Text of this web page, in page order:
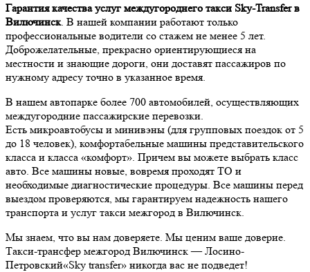
Гарантия качества услуг междугороднего такси Sky-Transfer в
Вилючинск. В нашей компании работают только
профессиональные водители со стажем не менее 5 лет.
Доброжелательные, прекрасно ориентирующиеся на
местности и знающие дороги, они доставят пассажиров по
нужному адресу точно в указанное время.
В нашем автопарке более 700 автомобилей, осуществляющих
междугородние пассажирские перевозки.
Есть микроавтобусы и минивэны (для групповых поездок от 5
до 18 человек), комфортабельные машины представительского
класса и класса «комфорт». Причем вы можете выбрать класс
авто. Все машины новые, вовремя проходят ТО и
необходимые диагностические процедуры. Все машины перед
выездом проверяются, мы гарантируем надежность нашего
транспорта и услуг такси межгород в Вилючинск.
Мы знаем, что вы нам доверяете. Мы ценим ваше доверие.
Такси-трансфер межгород Вилючинск — Лосино-
Петровский«Sky transfer» никогда вас не подведет!